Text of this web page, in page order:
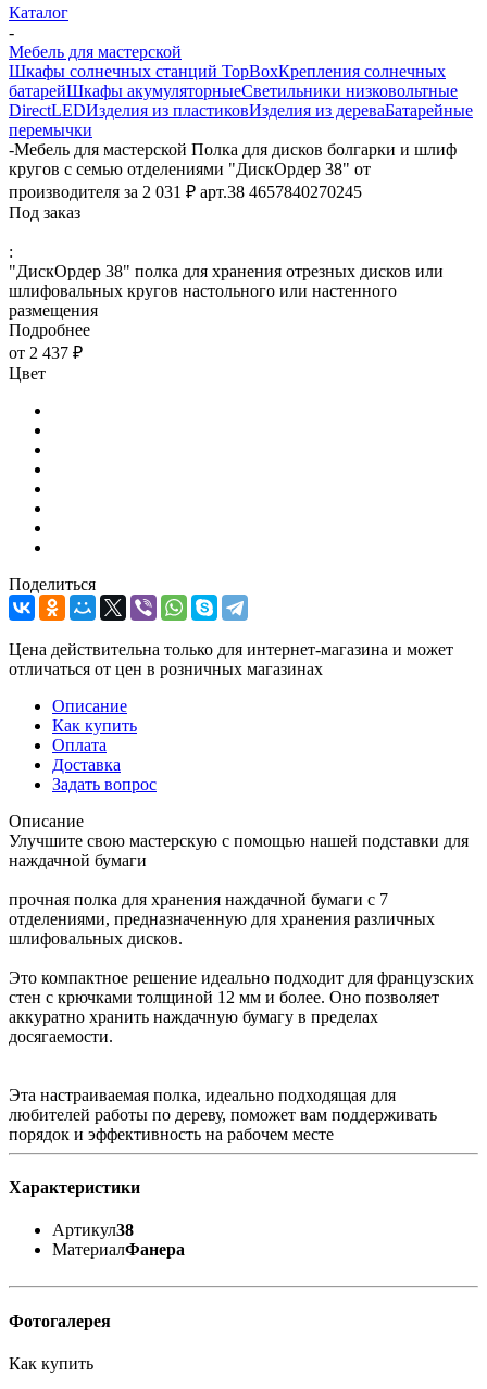
Каталог
-
Мебель для мастерской
Шкафы солнечных станций TopBoxКрепления солнечных
батарейШкафы акумуляторныеСветильники низковольтные
DirectLEDИзделия из пластиковИзделия из дереваБатарейные
перемычки
-Мебель для мастерской Полка для дисков болгарки и шлиф
кругов с семью отделениями "ДискОрдер 38" от
производителя за 2 031 ₽ арт.38 4657840270245
Под заказ
:
"ДискОрдер 38" полка для хранения отрезных дисков или
шлифовальных кругов настольного или настенного
размещения
Подробнее
от 2 437 ₽
Цвет
Поделиться
Цена действительна только для интернет-магазина и может
отличаться от цен в розничных магазинах
Описание
Как купить
Оплата
Доставка
Задать вопрос
Описание
Улучшите свою мастерскую с помощью нашей подставки для
наждачной бумаги
прочная полка для хранения наждачной бумаги с 7
отделениями, предназначенную для хранения различных
шлифовальных дисков.
Это компактное решение идеально подходит для французских
стен с крючками толщиной 12 мм и более. Оно позволяет
аккуратно хранить наждачную бумагу в пределах
досягаемости.
Эта настраиваемая полка, идеально подходящая для
любителей работы по дереву, поможет вам поддерживать
порядок и эффективность на рабочем месте
Характеристики
Артикул38
МатериалФанера
Фотогалерея
Как купить